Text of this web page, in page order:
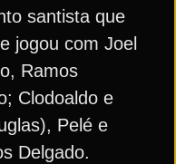
santista que
jogou com Joel
Ramos
Clodoaldo e
Pelé e
Delgado.